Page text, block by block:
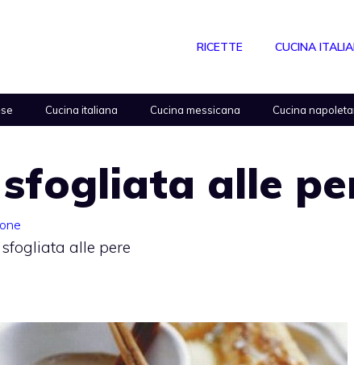
RICETTE CUCINA
Cucina italiana Cucina messicana Cucina
alle
alle pere